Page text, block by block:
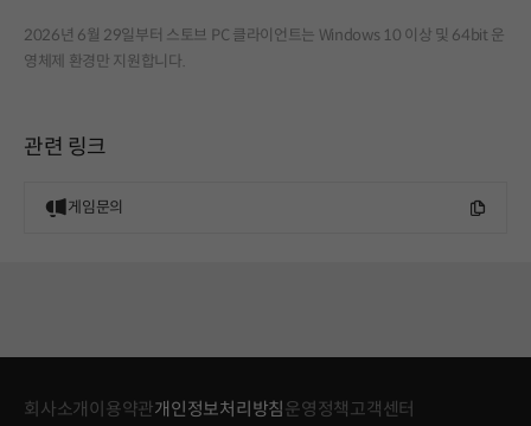
2026년 6월 29일부터 스토브 PC 클라이언트는 Windows 10 이상 및 64bit 운
영체제 환경만 지원합니다.
관련 링크
게임문의
회사소개이용약관개인정보처리방침 운영정책고객센터